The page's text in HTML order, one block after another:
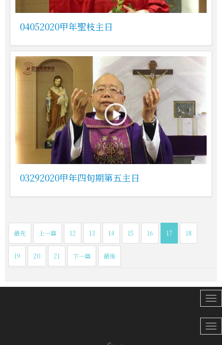
04052020甲年聖枝主日
03292020甲年四旬期第五主日
最先 上一篇 12 13 14 15 16 17 18
19 20 21 下一篇 最後